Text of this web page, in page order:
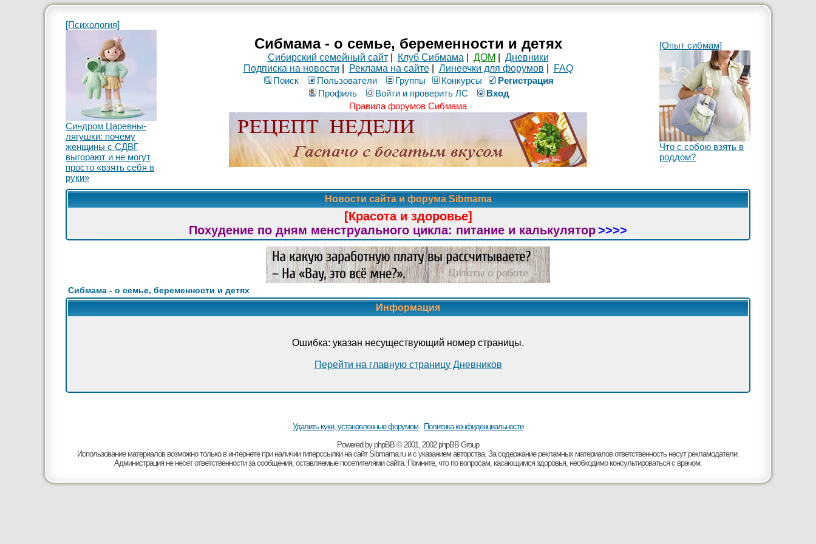
[Психология]
Синдром Царевны-
лягушки: почему
женщины с СДВГ
выгорают и не могут
просто «взять себя в
руки»
Сибмама - о семье, беременности и детях
Сибирский семейный сайт| Клуб Сибмама ДОМ
Дневники
Подписка на новости
Реклама на сайте| Линеечки для форумов
FAQ
Поиск
Пользователи Группы Конкурсы
Рeгиcтpaция
Профиль
Войти и проверить ЛС
Вход
Правила форумов Сибмама
[Опыт сибмам]
Что с собою взять в
роддом?
Новости сайта и форума Sibmama
[Красота и здоровье]
Похудение по дням менструального цикла: питание и калькулятор>>>>
Сибмама - о семье, беременности и детях
Информация
Ошибка: указан несуществующий номер страницы.
Перейти на главную страницу Дневников
Удалить куки, установленные форумом
Политика конфиденциальности
Powered byрhрВВ © 2001, 2002 рhрВВ Grоuр
Использование материалов возможно только в интернете при наличии гиперссылки на сайт Sibmama.ru и с указанием авторства. За содержание рекламных материалов ответственность несут рекламодатели.
Администрация не несет ответственности за сообщения, оставляемые посетителями сайта. Помните, что по вопросам, касающимся здоровья, необходимо консультироваться с врачом.